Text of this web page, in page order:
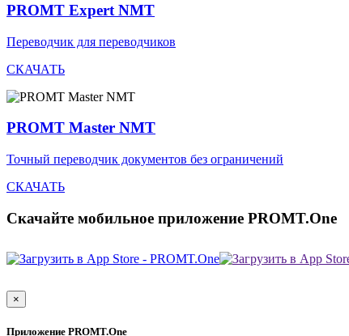
PROMT Expert NMT
Переводчик для переводчиков
СКАЧАТЬ
PROMT Master NMT
Точный переводчик документов без ограничений
СКАЧАТЬ
Скачайте мобильное приложение PROMT.One
×
Приложение PROMT.One